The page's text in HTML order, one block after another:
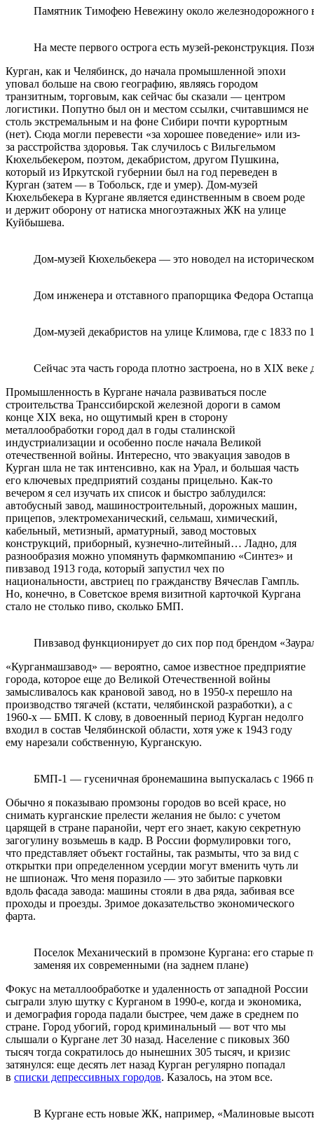
Памятник Тимофею Невежину около железнодорожного
На месте первого острога есть музей-реконструкция.
Курган, как и Челябинск, до начала промышленной эпохи
уповал больше на свою географию, являясь городом
транзитным, торговым, как сейчас бы сказали — центром
логистики. Попутно был он и местом ссылки, считавшимся не
столь экстремальным и на фоне Сибири почти курортным
(нет). Сюда могли перевести «за хорошее поведение» или из-
за расстройства здоровья. Так случилось с Вильгельмом
Кюхельбекером, поэтом, декабристом, другом Пушкина,
который из Иркутской губернии был на год переведен в
Курган (затем — в Тобольск, где и умер). Дом-музей
Кюхельбекера в Кургане является единственным в своем роде
и держит оборону от натиска многоэтажных ЖК на улице
Куйбышева.
Дом-музей Кюхельбекера — это новодел на
Дом инженера и отставного прапорщика Федора
Дом-музей декабристов на улице Климова, где с 1833
Сейчас эта часть города плотно застроена, но в XIX
Промышленность в Кургане начала развиваться после
строительства Транссибирской железной дороги в самом
конце XIX века, но ощутимый крен в сторону
металлообработки город дал в годы сталинской
индустриализации и особенно после начала Великой
отечественной войны. Интересно, что эвакуация заводов в
Курган шла не так интенсивно, как на Урал, и большая часть
его ключевых предприятий созданы прицельно. Как-то
вечером я сел изучать их список и быстро заблудился:
автобусный завод, машиностроительный, дорожных машин,
прицепов, электромеханический, сельмаш, химический,
кабельный, метизный, арматурный, завод мостовых
конструкций, приборный, кузнечно-литейный… Ладно, для
разнообразия можно упомянуть фармкомпанию «Синтез» и
пивзавод 1913 года, который запустил чех по
национальности, австриец по гражданству Вячеслав Гампль.
Но, конечно, в Советское время визитной карточкой Кургана
стало не столько пиво, сколько БМП.
Пивзавод функционирует до сих пор под брендом
«Курганмашзавод» — вероятно, самое известное предприятие
города, которое еще до Великой Отечественной войны
замысливалось как крановой завод, но в 1950-х перешло на
производство тягачей (кстати, челябинской разработки), а с
1960-х — БМП. К слову, в довоенный период Курган недолго
входил в состав Челябинской области, хотя уже к 1943 году
ему нарезали собственную, Курганскую.
БМП-1 — гусеничная бронемашина выпускалась с 1966
Обычно я показываю промзоны городов во всей красе, но
снимать курганские прелести желания не было: с учетом
царящей в стране паранойи, черт его знает, какую секретную
загогулину возьмешь в кадр. В России формулировки того,
что представляет объект гостайны, так размыты, что за вид с
открытки при определенном усердии могут вменить чуть ли
не шпионаж. Что меня поразило — это забитые парковки
вдоль фасада завода: машины стояли в два ряда, забивая все
проходы и проезды. Зримое доказательство экономического
фарта.
Поселок Механический в промзоне Кургана: его старые
заменяя их современными (на заднем плане)
Фокус на металлообработке и удаленность от западной России
сыграли злую шутку с Курганом в 1990-е, когда и экономика,
и демография города падали быстрее, чем даже в среднем по
стране. Город убогий, город криминальный — вот что мы
слышали о Кургане лет 30 назад. Население с пиковых 360
тысяч тогда сократилось до нынешних 305 тысяч, и кризис
затянулся: еще десять лет назад Курган регулярно попадал
в списки депрессивных городов. Казалось, на этом все.
В Кургане есть новые ЖК, например, «Малиновые